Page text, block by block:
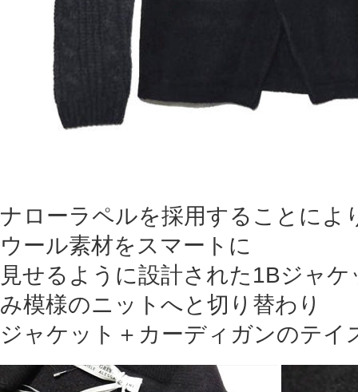
ナローラペルを採用することによ
ウール素材をスマートに
見せるように設計された1Bジャ
み模様のニットへと切り替わり
ジャケット＋カーディガンのテ